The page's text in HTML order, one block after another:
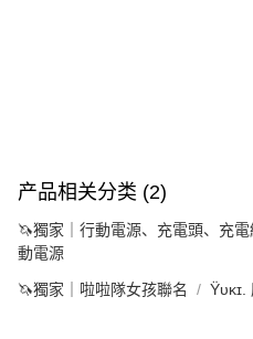
产品相关分类 (2)
🦄獨家｜行動電源、充電頭、充
動電源
🦄獨家｜啦啦隊女孩聯名 Ÿᴜᴋɪ.